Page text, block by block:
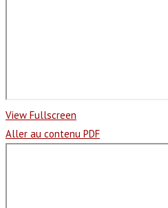
View Fullscreen
Aller au contenu PDF